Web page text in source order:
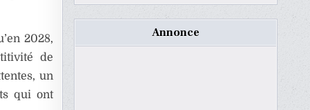
2028,
de
un
qui ont
Annonce